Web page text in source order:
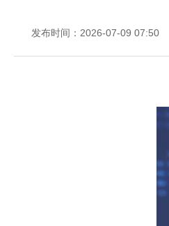
发布时间：2026-07-09 07:50